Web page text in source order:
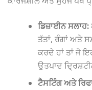
ਡਿਜ਼ਾਈਨ ਸਲਾਹ:
ਤੱਤਾਂ, ਰੰਗਾਂ ਅਤੇ
ਕਰਦੇ ਹਾਂ ਤਾਂ ਜੋ
ਉਤਪਾਦ
ਟੈਸਟਿੰਗ ਅਤੇ